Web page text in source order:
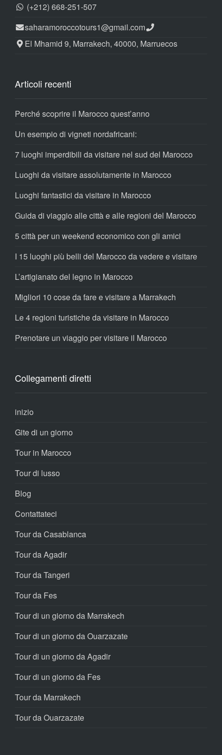
(+212) 668-251-507
saharamoroccotours1@gmail.com
El Mhamid 9, Marrakech, 40000, Marruecos
Articoli recenti
Perché scoprire il Marocco quest’anno
Un esempio di vigneti nordafricani:
7 luoghi imperdibili da visitare nel sud del Marocco
Luoghi da visitare assolutamente in Marocco
Luoghi fantastici da visitare in Marocco
Guida di viaggio alle città e alle regioni del Marocco
5 città per un weekend economico con gli amici
I 15 luoghi più belli del Marocco da vedere e visitare
L’artigianato del legno in Marocco
Migliori 10 cose da fare e visitare a Marrakech
Le 4 regioni turistiche da visitare in Marocco
Prenotare un viaggio per visitare il Marocco
Collegamenti diretti
inizio
Gite di un giorno
Tour in Marocco
Tour di lusso
Blog
Contattateci
Tour da Casablanca
Tour da Agadir
Tour da Tangeri
Tour da Fes
Tour di un giorno da Marrakech
Tour di un giorno da Ouarzazate
Tour di un giorno da Agadir
Tour di un giorno da Fes
Tour da Marrakech
Tour da Ouarzazate